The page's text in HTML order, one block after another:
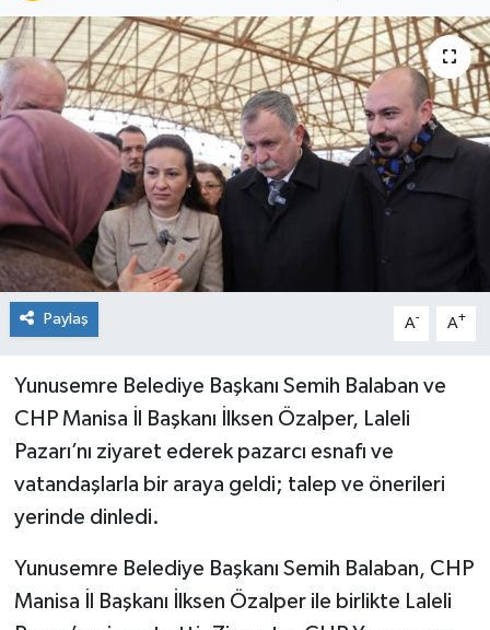
Paylaş A- A+
Yunusemre Belediye Başkanı Semih Balaban ve
CHP Manisa İl Başkanı İlksen Özalper, Laleli
Pazarı’nı ziyaret ederek pazarcı esnafı ve
vatandaşlarla bir araya geldi; talep ve önerileri
yerinde dinledi.
Yunusemre Belediye Başkanı Semih Balaban, CHP
Manisa İl Başkanı İlksen Özalper ile birlikte Laleli